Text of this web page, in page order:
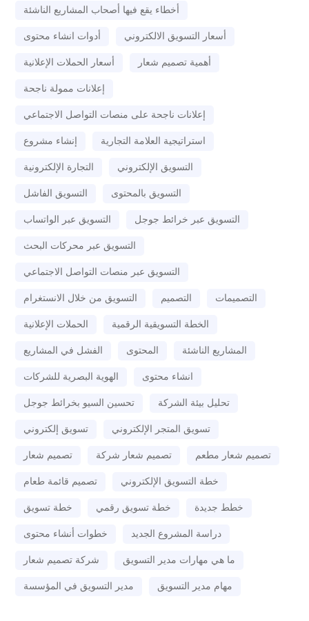
أخطاء يقع فيها أصحاب المشاريع الناشئة
أدوات انشاء محتوى أسعار التسويق الالكتروني
أسعار الحملات الإعلانية أهمية تصميم شعار
إعلانات ممولة ناجحة
إعلانات ناجحة على منصات التواصل الاجتماعي
إنشاء مشروع استراتيجية العلامة التجارية
التجارة الإلكترونية التسويق الإلكتروني
التسويق الفاشل التسويق بالمحتوى
التسويق عبر الواتساب التسويق عبر خرائط جوجل
التسويق عبر محركات البحث
التسويق عبر منصات التواصل الاجتماعي
التسويق من خلال الانستغرام التصميم التصميمات
الحملات الإعلانية الخطة التسويقية الرقمية
الفشل في المشاريع المحتوى المشاريع الناشئة
الهوية البصرية للشركات انشاء محتوى
تحسين السيو بخرائط جوجل تحليل بيئة الشركة
تسويق إلكتروني تسويق المتجر الإلكتروني
تصميم شعار تصميم شعار شركة تصميم شعار مطعم
تصميم قائمة طعام خطة التسويق الإلكتروني
خطة تسويق خطة تسويق رقمي خطط جديدة
خطوات أنشاء محتوى دراسة المشروع الجديد
شركة تصميم شعار ما هي مهارات مدير التسويق
مدير التسويق في المؤسسة مهام مدير التسويق